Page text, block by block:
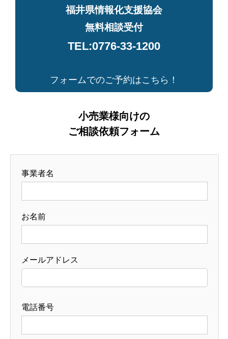
福井県情報化支援協会
無料相談受付
TEL:0776-33-1200
フォームでのご予約はこちら！
小売業様向けの
ご相談依頼フォーム
事業者名
お名前
メールアドレス
電話番号